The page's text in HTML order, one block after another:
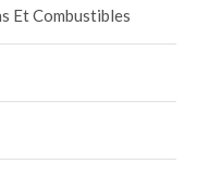
Et Combustibles